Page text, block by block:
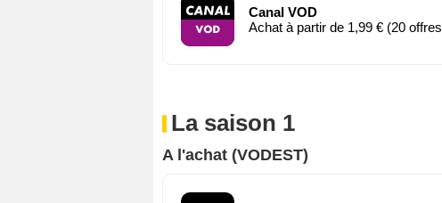
Canal VOD
Achat à partir de 1,99 € (20
La saison 1
A l'achat (VODEST)